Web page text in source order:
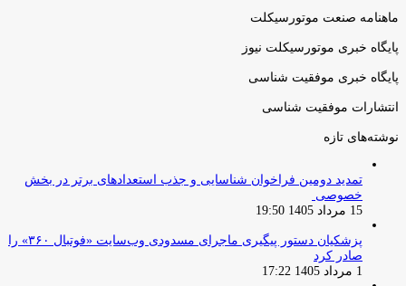
ماهنامه صنعت موتورسیکلت
پایگاه خبری موتورسیکلت نیوز
پایگاه خبری موفقیت شناسی
انتشارات موفقیت شناسی
نوشته‌های تازه
تمدید دومین فراخوان شناسایی و جذب استعدادهای برتر در بخش
خصوصی
15 مرداد 1405 19:50
پزشکیان دستور پیگیری ماجرای مسدودی وب‌سایت «فوتبال ۳۶۰» را
صادر کرد
1 مرداد 1405 17:22